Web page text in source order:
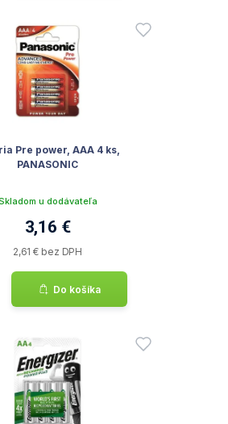
Pre power, AAA 4 ks,
PANASONIC
u dodávateľa
3,16 €
2,61 € bez DPH
Do košíka